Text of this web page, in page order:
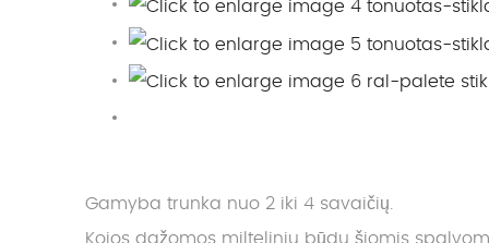
Gamyba trunka nuo 2 iki 4 savaičių.
Kojos dažomos milteliniu būdu šiomis